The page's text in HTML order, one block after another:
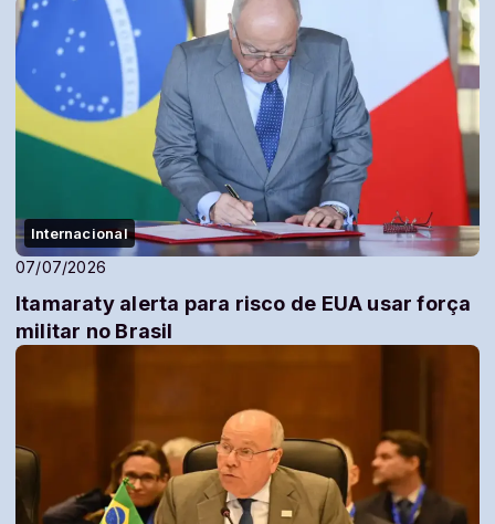
Internacional
07/07/2026
Itamaraty alerta para risco de EUA usar força
militar no Brasil